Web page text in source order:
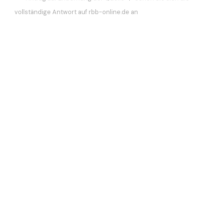
vollständige Antwort auf rbb-online.de an